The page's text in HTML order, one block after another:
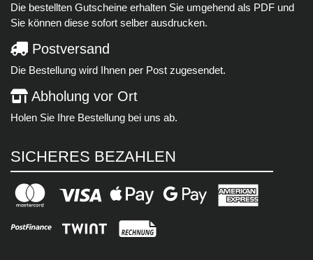
Die bestellten Gutscheine erhalten Sie umgehend als PDF und
Sie können diese sofort selber ausdrucken.
Postversand
Die Bestellung wird Ihnen per Post zugesendet.
Abholung vor Ort
Holen Sie Ihre Bestellung bei uns ab.
SICHERES BEZAHLEN